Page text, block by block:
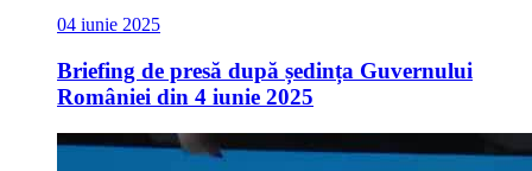
04 iunie 2025
Briefing de presă după ședința Guvernului
României din 4 iunie 2025